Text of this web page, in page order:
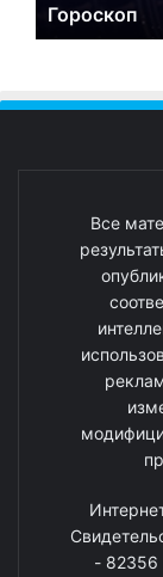
Гороскоп
Все
- 82356